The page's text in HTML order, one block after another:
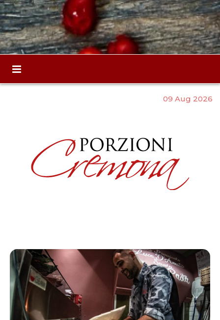
09 Aug 2026